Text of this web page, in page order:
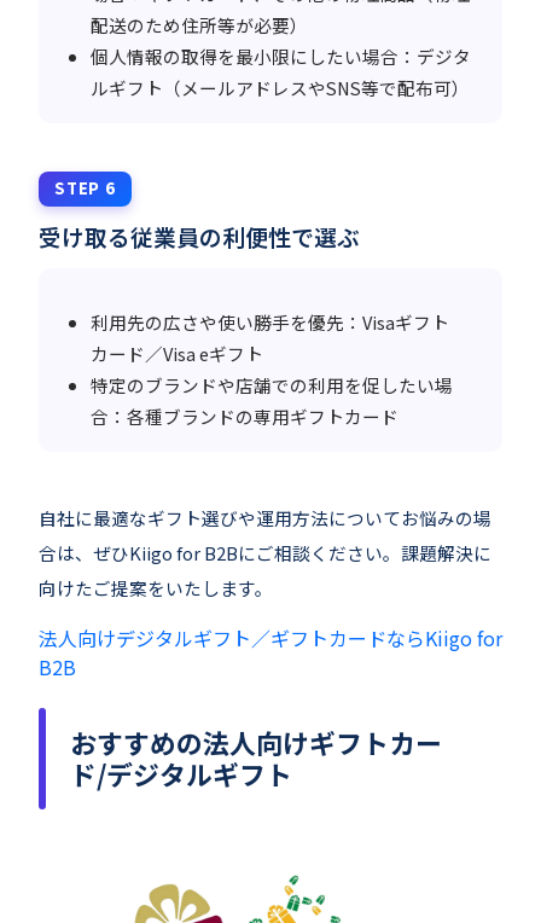
配送のため住所等が必要）
個人情報の取得を最小限にしたい場合：デジタ
ルギフト（メールアドレスやSNS等で配布可）
STEP 6
受け取る従業員の利便性で選ぶ
利用先の広さや使い勝手を優先：Visaギフト
カード／Visa eギフト
特定のブランドや店舗での利用を促したい場
合：各種ブランドの専用ギフトカード
自社に最適なギフト選びや運用方法についてお悩みの場
合は、ぜひKiigo for B2Bにご相談ください。課題解決に
向けたご提案をいたします。
法人向けデジタルギフト／ギフトカードならKiigo for
B2B
おすすめの法人向けギフトカー
ド/デジタルギフト